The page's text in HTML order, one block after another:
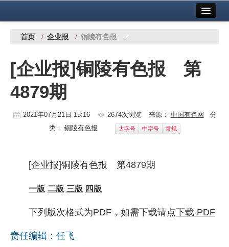
中国有色金属报社主办 广告服务
铜镍铅锌
铝
稀有稀土
企业文化
首页 / 企业报 / 铜陵有色报
[企业报]铜陵有色报 第
4879期
2021年07月21日 15:16 2674次浏览 来源： 中国有色网 分
类： 铜陵有色报 大字号 中字号 常规
[企业报]铜陵有色报 第4879期
一版 二版 三版 四版
下列版次格式为PDF，如需下载请点下载 PDF
责任编辑：任飞